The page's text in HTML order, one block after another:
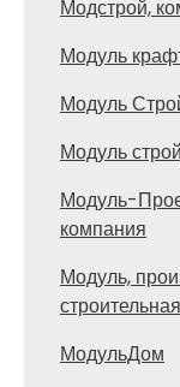
Модстрой,
Модуль
Модуль
Модуль
Модуль-
компания
Модуль,
МодульДом